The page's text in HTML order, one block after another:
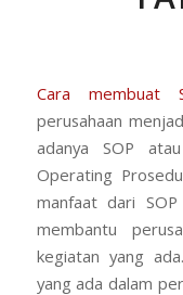
Cara membuat
perusahaan
adanya SOP
Operating
manfaat dari
membantu
kegiatan yang
yang ada dalam